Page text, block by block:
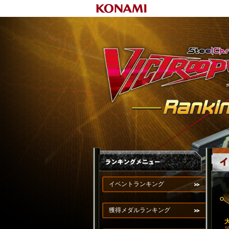
イベントランキング
獲得メダルランキング